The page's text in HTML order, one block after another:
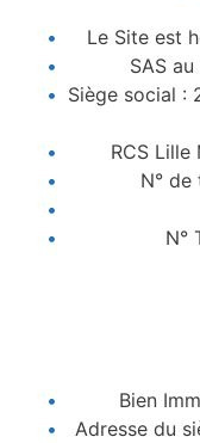
Le Site est
SAS
Siège social :
RCS
N°
N°
Bien
Adresse du